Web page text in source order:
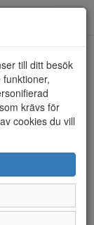
till ditt besök
krävs för
cookies du vill